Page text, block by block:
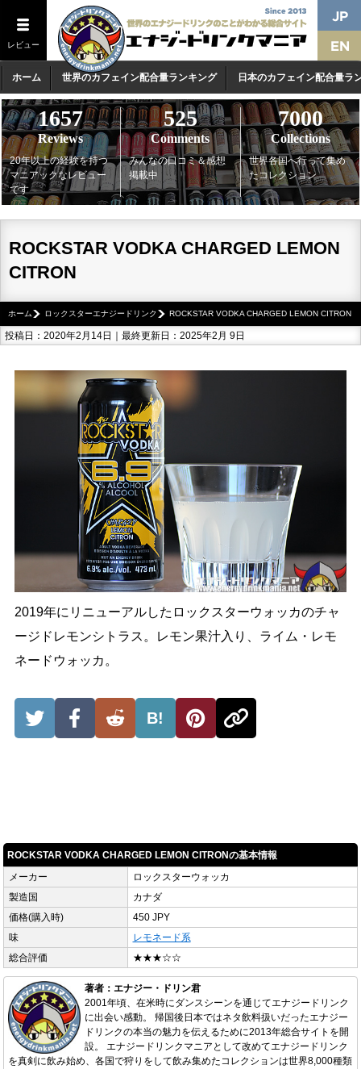
レビュー
ホーム 世界のカフェイン配合量ランキング 日本のカフェイン配合量ラ
1657
Reviews
20年以上の経験を持つ
マニアックなレビュー
です
525
Comments
みんなの口コミ＆感想
掲載中
7000
Collections
世界各国へ行って集め
たコレクション
ROCKSTAR VODKA CHARGED LEMON
CITRON
ホーム ロックスターエナジードリンク ROCKSTAR VODKA CHARGED LEMON CITRON
投稿日：2020年2月14日｜最終更新日：2025年2月 9日
2019年にリニューアルしたロックスターウォッカのチャ
ージドレモンシトラス。レモン果汁入り、ライム・レモ
ネードウォッカ。
B!
ROCKSTAR VODKA CHARGED LEMON CITRONの基本情報
メーカー
ロックスターウォッカ
製造国
カナダ
価格(購入時)
450 JPY
味
レモネード系
総合評価
★★★☆☆
著者：エナジー・ドリン君
2001年頃、在米時にダンスシーンを通じてエナジードリンク
に出会い感動。 帰国後日本ではネタ飲料扱いだったエナジー
ドリンクの本当の魅力を伝えるために2013年総合サイトを開
設。 エナジードリンクマニアとして改めてエナジードリンク
を真剣に飲み始め、各国で狩りをして飲み集めたコレクションは世界8,000種類